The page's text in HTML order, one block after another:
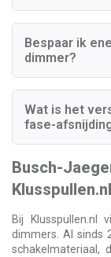
Bespaar ik
dimmer?
Wat is het
fase-
Busch-
Klusspullen.nl
Bij Klusspullen.nl
dimmers. Al sinds
schakelmateriaal,